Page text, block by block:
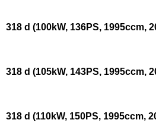
318 d (100kW, 136PS, 1995ccm,
318 d (105kW, 143PS, 1995ccm,
318 d (110kW, 150PS, 1995ccm,